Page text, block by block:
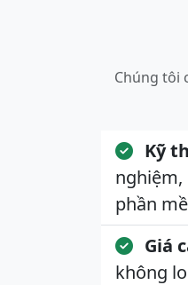
Chúng tôi
Kỹ
nghiệm,
phần
Giá
không